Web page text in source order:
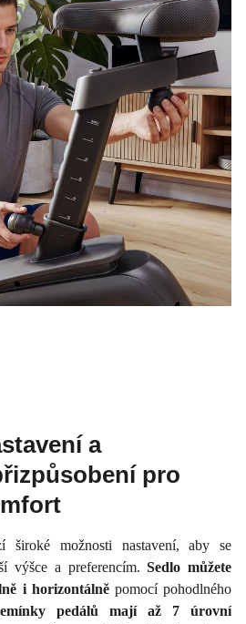
a
pro
široké možnosti nastavení, aby se
výšce a preferencím.Sedlo můžete
i horizontálněpomocí pohodlného
pedálů mají až 7 úrovní